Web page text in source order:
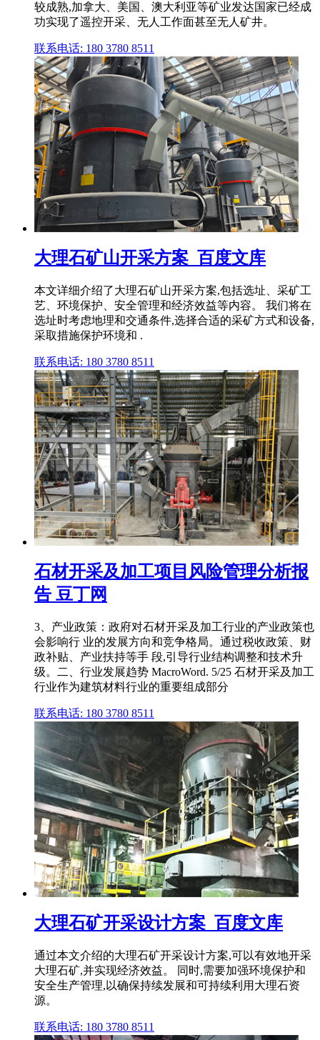
较成熟,加拿大、美国、澳大利亚等矿业发达国家已经成
功实现了遥控开采、无人工作面甚至无人矿井。
联系电话: 180 3780 8511
大理石矿山开采方案_百度文库
本文详细介绍了大理石矿山开采方案,包括选址、采矿工
艺、环境保护、安全管理和经济效益等内容。 我们将在
选址时考虑地理和交通条件,选择合适的采矿方式和设备,
采取措施保护环境和 .
联系电话: 180 3780 8511
石材开采及加工项目风险管理分析报
告 豆丁网
3、产业政策：政府对石材开采及加工行业的产业政策也
会影响行 业的发展方向和竞争格局。通过税收政策、财
政补贴、产业扶持等手 段,引导行业结构调整和技术升
级。二、行业发展趋势 MacroWord. 5/25 石材开采及加工
行业作为建筑材料行业的重要组成部分
联系电话: 180 3780 8511
大理石矿开采设计方案_百度文库
通过本文介绍的大理石矿开采设计方案,可以有效地开采
大理石矿,并实现经济效益。 同时,需要加强环境保护和
安全生产管理,以确保持续发展和可持续利用大理石资
源。
联系电话: 180 3780 8511